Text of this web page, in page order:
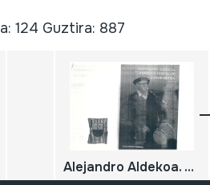
124 Guztira: 887
Alejandro Aldekoa. Berrizko txistulari zahar-berria